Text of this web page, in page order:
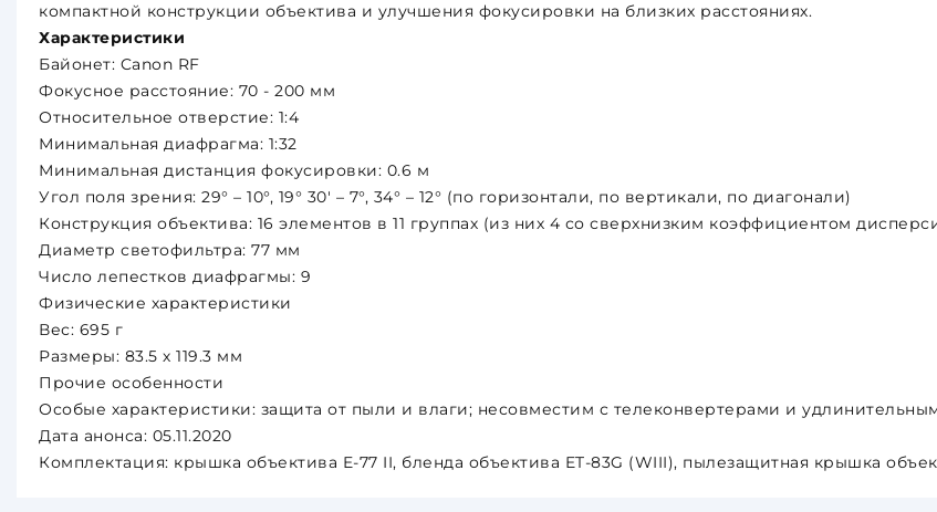
компактной конструкции объектива и улучшения фокусировки на близких расстояниях.
Характеристики
Байонет: Canon RF
Фокусное расстояние: 70 - 200 мм
Относительное отверстие: 1:4
Минимальная диафрагма: 1:32
Минимальная дистанция фокусировки: 0.6 м
Угол поля зрения: 29° – 10°, 19° 30' – 7°, 34° – 12° (по горизонтали, по вертикали, по диагонали)
Конструкция объектива: 16 элементов в 11 группах (из них 4 со сверхнизким коэффициентом
Диаметр светофильтра: 77 мм
Число лепестков диафрагмы: 9
Физические характеристики
Вес: 695 г
Размеры: 83.5 х 119.3 мм
Прочие особенности
Особые характеристики: защита от пыли и влаги; несовместим с телеконвертерами и
Дата анонса: 05.11.2020
Комплектация: крышка объектива E-77 II, бленда объектива ET-83G (WIII), пылезащитная крышка